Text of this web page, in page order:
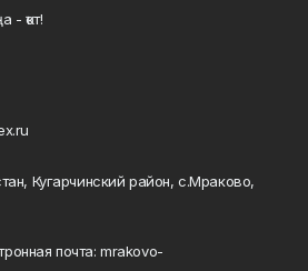
- ҡот!
Кугарчинский район, с.Мраково,
почта: mrakovo-